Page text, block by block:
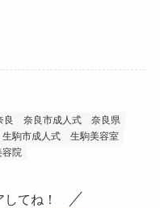
良 奈良市成人式
奈良県
生駒市成人式
生駒美容室
容院
てね！